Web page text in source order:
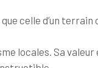
celle d’un
locales. Sa